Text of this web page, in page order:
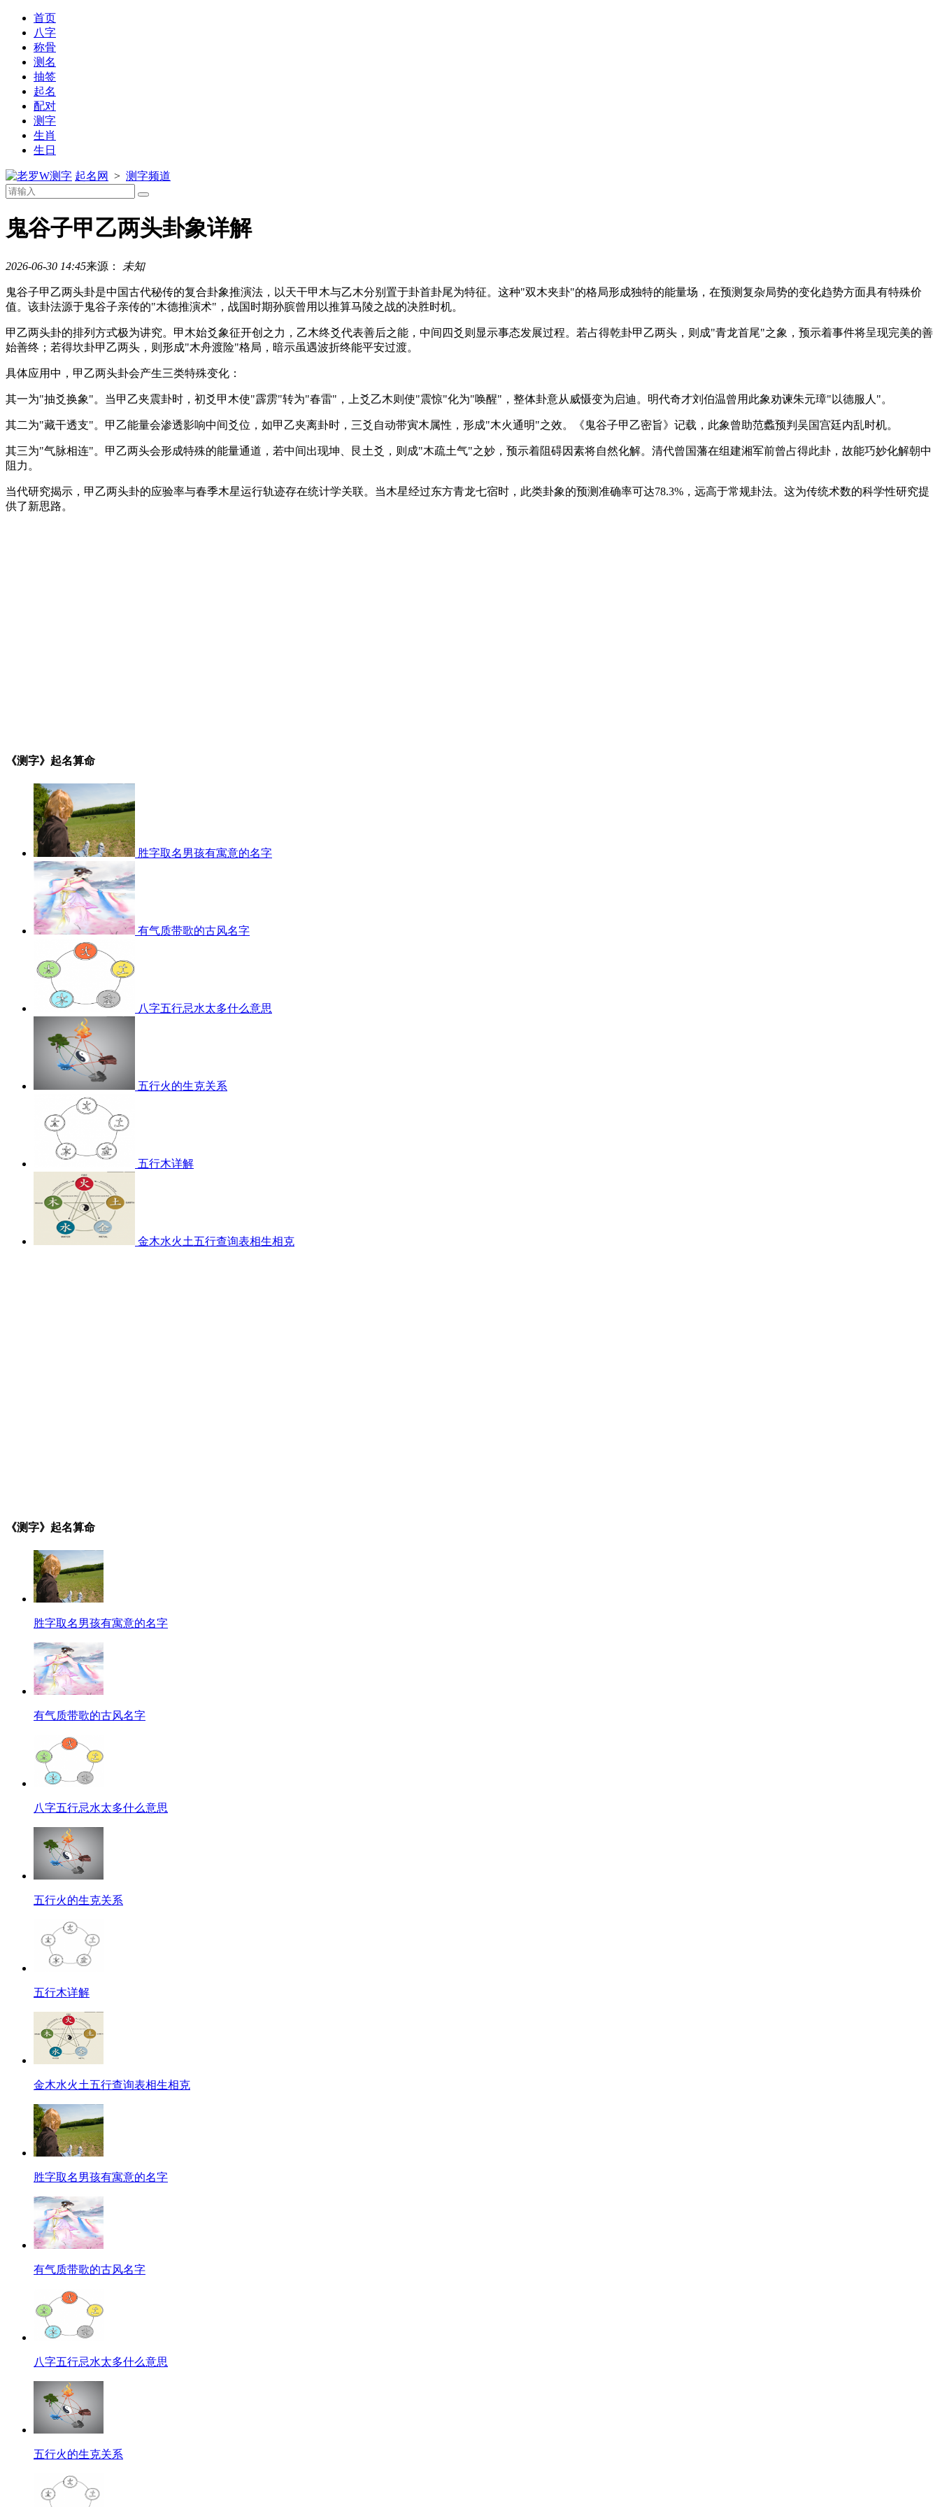
首页
八字
称骨
测名
抽签
起名
配对
测字
生肖
生日
测字 起名网 > 测字频道
鬼谷子甲乙两头卦象详解
2026-06-30 14:45来源： 未知
鬼谷子甲乙两头卦是中国古代秘传的复合卦象推演法，以天干甲木与乙木分别置于卦首卦尾为特征。这种"双木夹卦"的格局形成独特的能量场，在预测复杂局势的变化趋势方面具有特殊价
值。该卦法源于鬼谷子亲传的"木德推演术"，战国时期孙膑曾用以推算马陵之战的决胜时机。
甲乙两头卦的排列方式极为讲究。甲木始爻象征开创之力，乙木终爻代表善后之能，中间四爻则显示事态发展过程。若占得乾卦甲乙两头，则成"青龙首尾"之象，预示着事件将呈现完美的善
始善终；若得坎卦甲乙两头，则形成"木舟渡险"格局，暗示虽遇波折终能平安过渡。
具体应用中，甲乙两头卦会产生三类特殊变化：
其一为"抽爻换象"。当甲乙夹震卦时，初爻甲木使"霹雳"转为"春雷"，上爻乙木则使"震惊"化为"唤醒"，整体卦意从威慑变为启迪。明代奇才刘伯温曾用此象劝谏朱元璋"以德服人"。
其二为"藏干透支"。甲乙能量会渗透影响中间爻位，如甲乙夹离卦时，三爻自动带寅木属性，形成"木火通明"之效。《鬼谷子甲乙密旨》记载，此象曾助范蠡预判吴国宫廷内乱时机。
其三为"气脉相连"。甲乙两头会形成特殊的能量通道，若中间出现坤、艮土爻，则成"木疏土气"之妙，预示着阻碍因素将自然化解。清代曾国藩在组建湘军前曾占得此卦，故能巧妙化解朝中
阻力。
当代研究揭示，甲乙两头卦的应验率与春季木星运行轨迹存在统计学关联。当木星经过东方青龙七宿时，此类卦象的预测准确率可达78.3%，远高于常规卦法。这为传统术数的科学性研究提
供了新思路。
《测字》起名算命
胜字取名男孩有寓意的名字
有气质带歌的古风名字
八字五行忌水太多什么意思
五行火的生克关系
五行木详解
金木水火土五行查询表相生相克
《测字》起名算命
胜字取名男孩有寓意的名字
有气质带歌的古风名字
八字五行忌水太多什么意思
五行火的生克关系
五行木详解
金木水火土五行查询表相生相克
胜字取名男孩有寓意的名字
有气质带歌的古风名字
八字五行忌水太多什么意思
五行火的生克关系